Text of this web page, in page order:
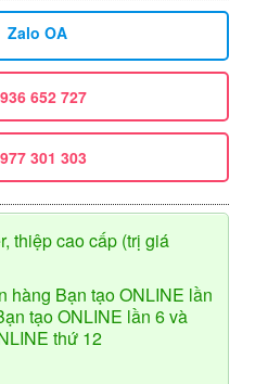
Zalo OA
652 727
301 303
thiệp cao cấp (trị giá
hàng Bạn tạo ONLINE lần
tạo ONLINE lần 6 và
thứ 12